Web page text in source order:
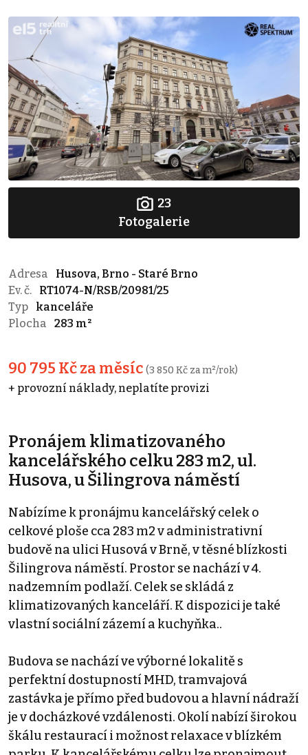
23
Fotogalerie
Adresa
Husova, Brno - Staré Brno
Ev. č.
RT1074-N/RSB/20981/25
Typ
kanceláře
Plocha
283 m²
90 795 Kč za měsíc (3 850 Kč za m²/rok)
+ provozní náklady, neplatíte provizi
Pronájem klimatizovaného
kancelářského celku 283 m2, ul.
Husova, u Šilingrova náměstí
Nabízíme k pronájmu kancelářský celek o
celkové ploše cca 283 m2 v administrativní
budově na ulici Husová v Brně, v těsné blízkosti
Šilingrova náměstí. Prostor se nachází v 4.
nadzemním podlaží. Celek se skládá z
klimatizovaných kanceláří. K dispozici je také
vlastní sociální zázemí a kuchyňka..
Budova se nachází ve výborné lokalitě s
perfektní dostupností MHD, tramvajová
zastávka je přímo před budovou a hlavní nádraží
je v docházkové vzdálenosti. Okolí nabízí širokou
škálu restaurací i možnost relaxace v blízkém